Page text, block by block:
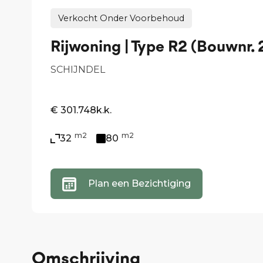
Verkocht Onder Voorbehoud
Rijwoning | Type R2 (Bouwnr.
SCHIJNDEL
€ 301.748k.k.
32 m2 80 m2
Plan een Bezichtiging